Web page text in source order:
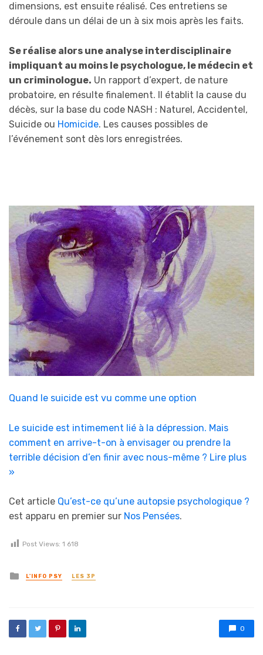
dimensions, est ensuite réalisé. Ces entretiens se
déroule dans un délai de un à six mois après les faits.
Se réalise alors une analyse interdisciplinaire
impliquant au moins le psychologue, le médecin et
un criminologue. Un rapport d’expert, de nature
probatoire, en résulte finalement. Il établit la cause du
décès, sur la base du code NASH : Naturel, Accidentel,
Suicide ou Homicide. Les causes possibles de
l’événement sont dès lors enregistrées.
Quand le suicide est vu comme une option
Le suicide est intimement lié à la dépression. Mais
comment en arrive-t-on à envisager ou prendre la
terrible décision d’en finir avec nous-même ? Lire plus
»
Cet article Qu’est-ce qu’une autopsie psychologique ?
est apparu en premier sur Nos Pensées.
Post Views: 1 618
Posted in
L'INFO PSY LES 3P
0